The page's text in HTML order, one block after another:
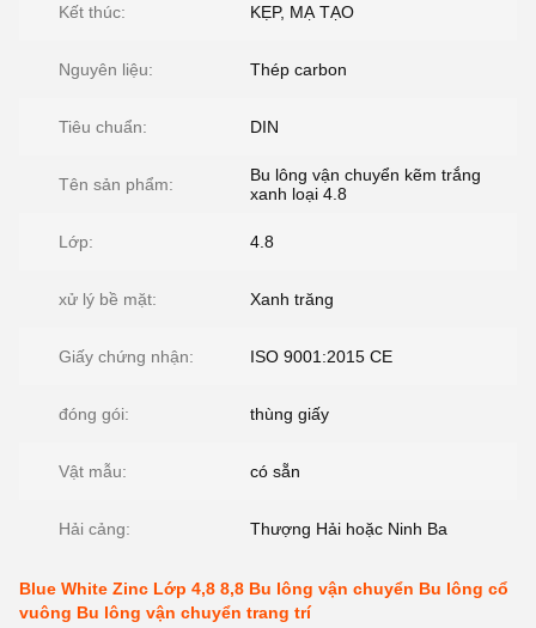
Kết thúc: KẸP, MẠ TẠO
Nguyên liệu: Thép carbon
Tiêu chuẩn: DIN
Tên sản phẩm:
Bu lông vận chuyển kẽm trắng
xanh loại 4.8
Lớp: 4.8
xử lý bề mặt: Xanh trăng
Giấy chứng nhận: ISO 9001:2015 CE
đóng gói: thùng giấy
Vật mẫu: có sẵn
Hải cảng: Thượng Hải hoặc Ninh Ba
Blue White Zinc Lớp 4,8 8,8 Bu lông vận chuyển Bu lông cổ
vuông Bu lông vận chuyển trang trí